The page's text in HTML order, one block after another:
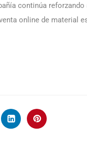
continúa
online de material